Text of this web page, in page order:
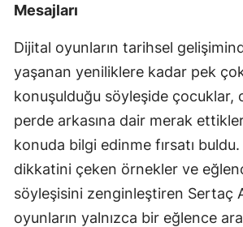
Mesajları
Dijital oyunların tarihsel
yaşanan yeniliklere kadar pek çok
konuşulduğu söyleşide çocuklar,
perde arkasına dair merak
konuda bilgi edinme fırsatı buldu.
dikkatini çeken örnekler ve
söyleşisini zenginleştiren Sertaç
oyunların yalnızca bir eğlence